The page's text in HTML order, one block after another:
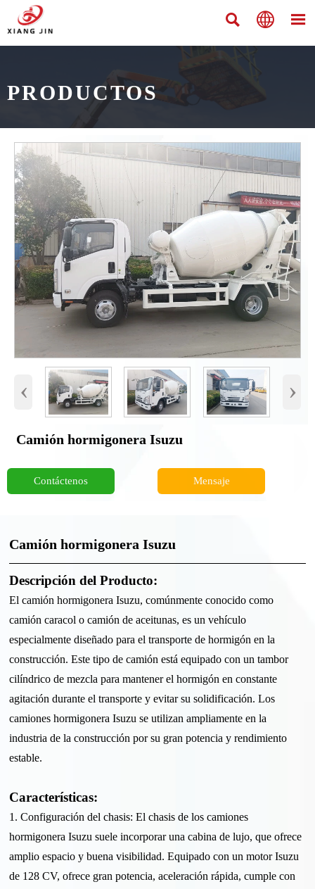
  
PRODUCTOS
‹ ›
Camión hormigonera Isuzu
Contáctenos Mensaje
Camión hormigonera Isuzu
Descripción del Producto:
El camión hormigonera Isuzu, comúnmente conocido como
camión caracol o camión de aceitunas, es un vehículo
especialmente diseñado para el transporte de hormigón en la
construcción. Este tipo de camión está equipado con un tambor
cilíndrico de mezcla para mantener el hormigón en constante
agitación durante el transporte y evitar su solidificación. Los
camiones hormigonera Isuzu se utilizan ampliamente en la
industria de la construcción por su gran potencia y rendimiento
estable.
Características:
1. Configuración del chasis: El chasis de los camiones
hormigonera Isuzu suele incorporar una cabina de lujo, que ofrece
amplio espacio y buena visibilidad. Equipado con un motor Isuzu
de 128 CV, ofrece gran potencia, aceleración rápida, cumple con